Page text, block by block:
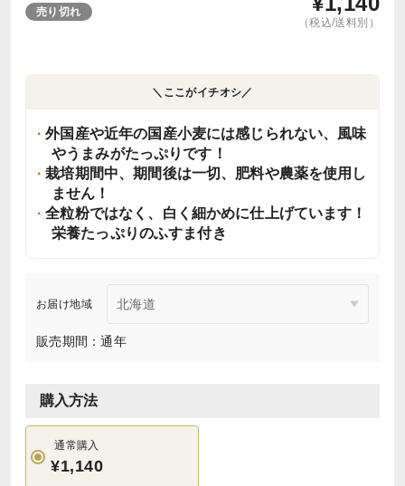
売り切れ
（税込/送料別）
＼ここがイチオシ／
外国産や近年の国産小麦には感じられない、風味
やうまみがたっぷりです！
栽培期間中、期間後は一切、肥料や農薬を使用し
ません！
全粒粉ではなく、白く細かめに仕上げています！
栄養たっぷりのふすま付き
お届け地域
販売期間：通年
購入方法
通常購入
¥1,140